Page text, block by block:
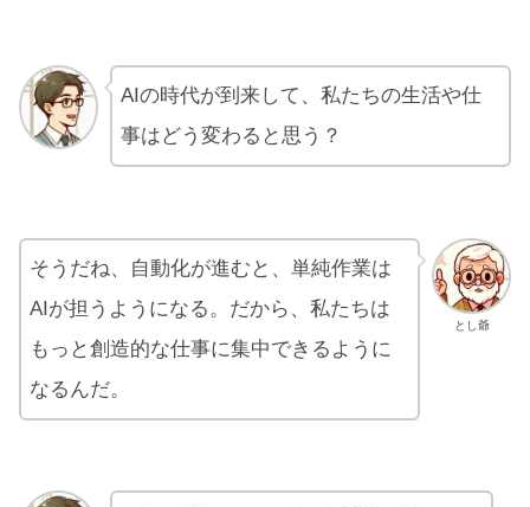
AIの時代が到来して、私たちの生活や仕
事はどう変わると思う？
とし爺
そうだね、自動化が進むと、単純作業は
AIが担うようになる。だから、私たちは
もっと創造的な仕事に集中できるように
なるんだ。